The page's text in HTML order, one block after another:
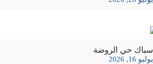
سباك حي الروضة
يوليو 16, 2026